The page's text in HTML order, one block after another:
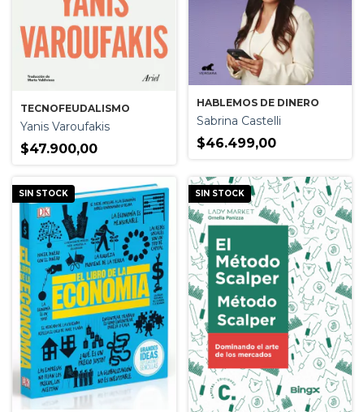
TECNOFEUDALISMO
Yanis Varoufakis
$47.900,00
HABLEMOS DE DINERO
Sabrina Castelli
$46.499,00
SIN STOCK SIN STOCK